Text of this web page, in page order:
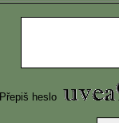
Přepiš heslo